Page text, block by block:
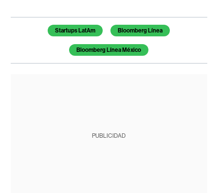
Temas de este artículo
Startups LatAm Bloomberg Línea
Bloomberg Línea México
PUBLICIDAD